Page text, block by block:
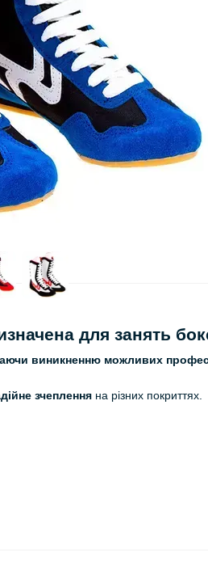
для занять
виникненню можливих
зчеплення на різних покриттях.